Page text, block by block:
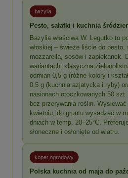
bazylia
Pesto, sałatki i kuchnia
Bazylia właściwa W. Legutko to
włoskiej – świeże liście do pesto,
mozzarellą, sosów i zapiekanek.
wariantach: klasyczna
odmian 0,5 g (różne kolory i
0,5 g (kuchnia azjatycka i ryby)
nasionach otoczkowanych 50 szt.
bez przerywania roślin. Wysiewać
kwietniu, do gruntu wysadzać w
dniach w temp. 20–25°C.
słoneczne i osłonięte od wiatru.
koper ogrodowy
Polska kuchnia od maja do